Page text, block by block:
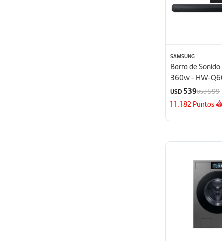
SAMSUNG
Barra de
360w - HW-
USD 539USD599
11.182 Puntos